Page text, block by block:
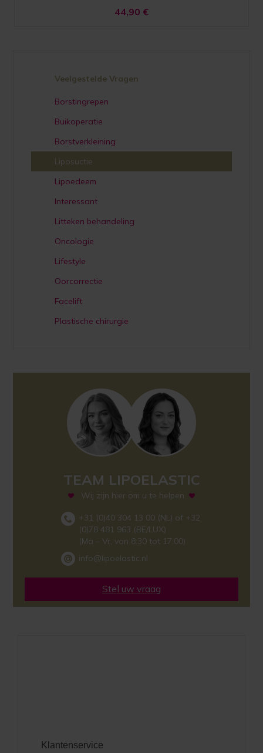
44,90 €
Veelgestelde Vragen
Borstingrepen
Buikoperatie
Borstverkleining
Liposuctie
Lipoedeem
Interessant
Litteken behandeling
Oncologie
Lifestyle
Oorcorrectie
Facelift
Plastische chirurgie
TEAM LIPOELASTIC
Wij zijn hier om u te helpen
+31 (0)40 304 13 00 (NL) of +32
(0)78 481 963 (BE/LUX)
(Ma – Vr, van 8:30 tot 17:00)
info@lipoelastic.nl
Stel uw vraag
Klantenservice